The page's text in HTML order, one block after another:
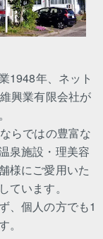
1948年、ネット
興業有限会社が
らではの豊富な
泉施設・理美容
様にご愛用いた
います。
、個人の方でも1